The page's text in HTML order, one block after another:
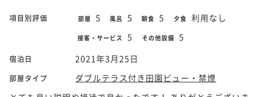
項目別評価 部屋 5 風呂 5 朝食 5 夕食 利用なし
接客・サービス 5 その他設備 5
宿泊日 2021年3月25日
部屋タイプ
ダブルテラス付き田園ビュー・禁煙